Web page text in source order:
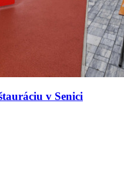
v Senici